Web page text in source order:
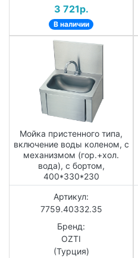
3 721р.
В наличии
Мойка пристенного типа,
включение воды коленом, с
механизмом (гор.+хол.
вода), с бортом,
400*330*230
Артикул:
7759.40332.35
Бренд:
OZTI
(Турция)